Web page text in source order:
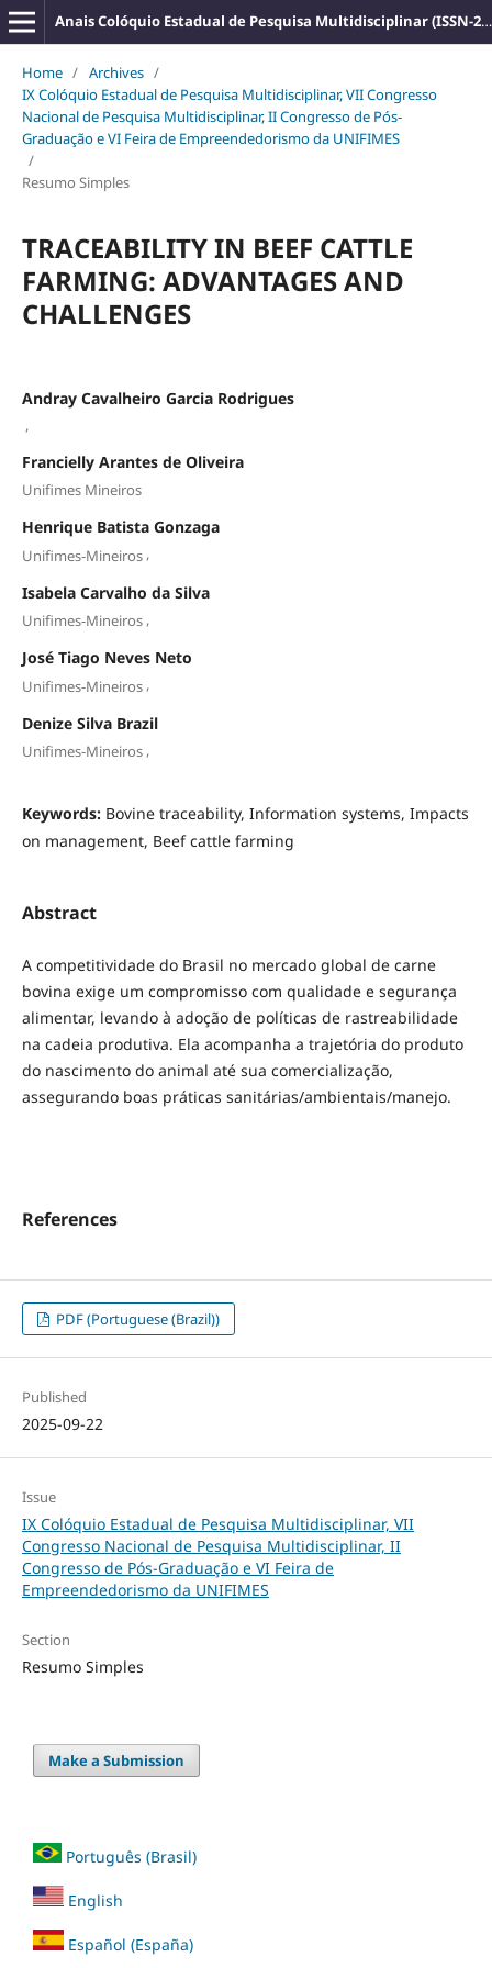
Anais Colóquio Estadual de Pesquisa Multidisciplinar (ISSN-2527-2500)
Home / Archives /
IX Colóquio Estadual de Pesquisa Multidisciplinar, VII Congresso
Nacional de Pesquisa Multidisciplinar, II Congresso de Pós-
Graduação e VI Feira de Empreendedorismo da UNIFIMES
/
Resumo Simples
TRACEABILITY IN BEEF CATTLE
FARMING: ADVANTAGES AND
CHALLENGES
Andray Cavalheiro Garcia Rodrigues
,
Francielly Arantes de Oliveira
Unifimes Mineiros
Henrique Batista Gonzaga
Unifimes-Mineiros,
Isabela Carvalho da Silva
Unifimes-Mineiros,
José Tiago Neves Neto
Unifimes-Mineiros,
Denize Silva Brazil
Unifimes-Mineiros,
Keywords: Bovine traceability, Information systems, Impacts
on management, Beef cattle farming
Abstract
A competitividade do Brasil no mercado global de carne
bovina exige um compromisso com qualidade e segurança
alimentar, levando à adoção de políticas de rastreabilidade
na cadeia produtiva. Ela acompanha a trajetória do produto
do nascimento do animal até sua comercialização,
assegurando boas práticas sanitárias/ambientais/manejo.
References
PDF (Portuguese (Brazil))
Published
2025-09-22
Issue
IX Colóquio Estadual de Pesquisa Multidisciplinar, VII
Congresso Nacional de Pesquisa Multidisciplinar, II
Congresso de Pós-Graduação e VI Feira de
Empreendedorismo da UNIFIMES
Section
Resumo Simples
Make a Submission
Português (Brasil)
English
Español (España)